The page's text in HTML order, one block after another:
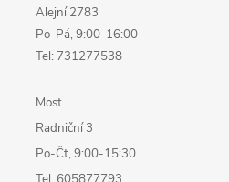
Alejní 2783
Po-Pá, 9:00-16:00
Tel: 731277538
Most
Radniční 3
Po-Čt, 9:00-15:30